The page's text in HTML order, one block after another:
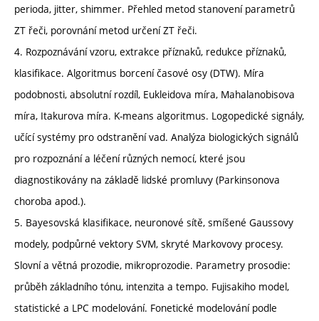
perioda, jitter, shimmer. Přehled metod stanovení parametrů
ZT řeči, porovnání metod určení ZT řeči.
4. Rozpoznávání vzoru, extrakce příznaků, redukce příznaků,
klasifikace. Algoritmus borcení časové osy (DTW). Míra
podobnosti, absolutní rozdíl, Eukleidova míra, Mahalanobisova
míra, Itakurova míra. K-means algoritmus. Logopedické signály,
učící systémy pro odstranění vad. Analýza biologických signálů
pro rozpoznání a léčení různých nemocí, které jsou
diagnostikovány na základě lidské promluvy (Parkinsonova
choroba apod.).
5. Bayesovská klasifikace, neuronové sítě, smíšené Gaussovy
modely, podpůrné vektory SVM, skryté Markovovy procesy.
Slovní a větná prozodie, mikroprozodie. Parametry prosodie:
průběh základního tónu, intenzita a tempo. Fujisakiho model,
statistické a LPC modelování. Fonetické modelování podle